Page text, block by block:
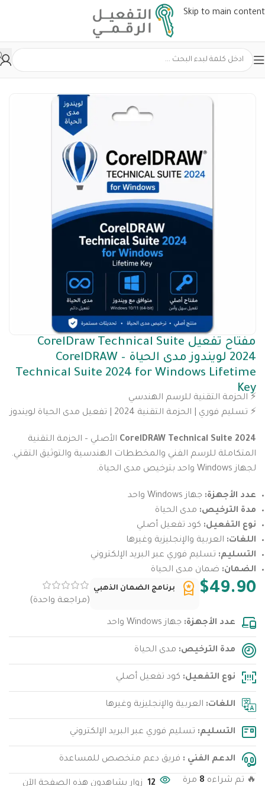
Skip to main content
الرئيسية CorelDRAW
مفتاح تفعيل CorelDraw Technical Suite
2024 لويندوز مدى الحياة – CorelDRAW
Technical Suite 2024 for Windows Lifetime
Key
⚡️ الحزمة التقنية للرسم الهندسي
⚡️ تسليم فوري | الحزمة التقنية 2024 | تفعيل مدى الحياة لويندوز
CorelDRAW Technical Suite 2024 الأصلي – الحزمة التقنية
المتكاملة للرسم الفني والمخططات الهندسية والتوثيق التقني.
لجهاز Windows واحد بترخيص مدى الحياة.
عدد الأجهزة: جهاز Windows واحد
مدة الترخيص: مدى الحياة
نوع التفعيل: كود تفعيل أصلي
اللغات: العربية والإنجليزية وغيرها
التسليم: تسليم فوري عبر البريد الإلكتروني
الضمان: ضمان مدى الحياة
$49.90 برنامج الضمان الذهبي
(مراجعة واحدة)
عدد الأجهزة: جهاز Windows واحد
مدة الترخيص: مدى الحياة
نوع التفعيل: كود تفعيل أصلي
اللغات: العربية والإنجليزية وغيرها
التسليم: تسليم فوري عبر البريد الإلكتروني
الدعم الفني : فريق دعم متخصص للمساعدة
🔥 تم شراءه 8 مرة 12 زوار يشاهدون هذه الصفحة الآن